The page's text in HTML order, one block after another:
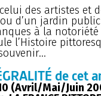
des artistes et
d’un jardin
à la
l’Histoire
de cet
(Avril/Mai/Juin